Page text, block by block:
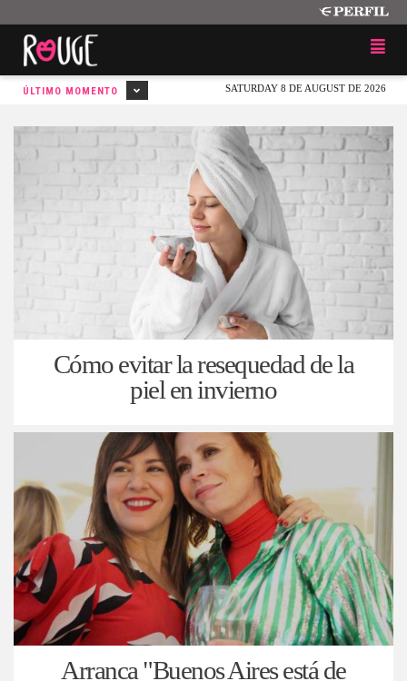
SATURDAY 8 DE AUGUST DE 2026
ÚLTIMO MOMENTO
Cómo evitar la resequedad de la
piel en invierno
Arranca "Buenos Aires está de